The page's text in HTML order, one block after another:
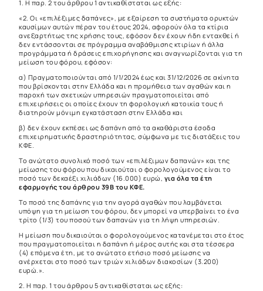
1. Η παρ. 2 του άρθρου 1 αντικαθίσταται ως εξής:
«2. Οι «επιλέξιμες δαπάνες», με εξαίρεση τα συστήματα ορυκτών
καυσίμων αυτών πέραν του έτους 2024, αφορούν όλα τα κτίρια
ανεξαρτήτως της χρήσης τους, εφόσον δεν έχουν ήδη ενταχθεί ή
δεν εντάσσονται σε πρόγραμμα αναβάθμισης κτιρίων ή άλλα
προγράμματα ή δράσεις επιχορήγησης και αναγνωρίζονται για τη
μείωση του φόρου, εφόσον:
α) Πραγματοποιούνται από 1/1/2024 έως και 31/12/2026 σε ακίνητα
που βρίσκονται στην Ελλάδα και η προμήθεια των αγαθών και η
παροχή των σχετικών υπηρεσιών πραγματοποιείται από
επιχειρήσεις οι οποίες έχουν τη φορολογική κατοικία τους ή
διατηρούν μόνιμη εγκατάσταση στην Ελλάδα και
β) δεν έχουν εκπέσει ως δαπάνη από τα ακαθάριστα έσοδα
επιχειρηματικής δραστηριότητας, σύμφωνα με τις διατάξεις του
ΚΦΕ.
Το ανώτατο συνολικό ποσό των «επιλέξιμων δαπανών» και της
μείωσης του φόρου που δικαιούται ο φορολογούμενος είναι το
ποσό των δεκαέξι χιλιάδων (16.000) ευρώ, για όλα τα έτη
εφαρμογής του άρθρου 39Β του ΚΦΕ.
Το ποσό της δαπάνης για την αγορά αγαθών που λαμβάνεται
υπόψη για τη μείωση του φόρου, δεν μπορεί να υπερβαίνει το ένα
τρίτο (1/3) του ποσού των δαπανών για τη λήψη υπηρεσιών.
Η μείωση που δικαιούται ο φορολογούμενος κατανέμεται στο έτος
που πραγματοποιείται η δαπάνη ή μέρος αυτής και στα τέσσερα
(4) επόμενα έτη, με το ανώτατο ετήσιο ποσό μείωσης να
ανέρχεται στο ποσό των τριών χιλιάδων διακοσίων (3.200)
ευρώ.».
2. Η παρ. 1 του άρθρου 5 αντικαθίσταται ως εξής: